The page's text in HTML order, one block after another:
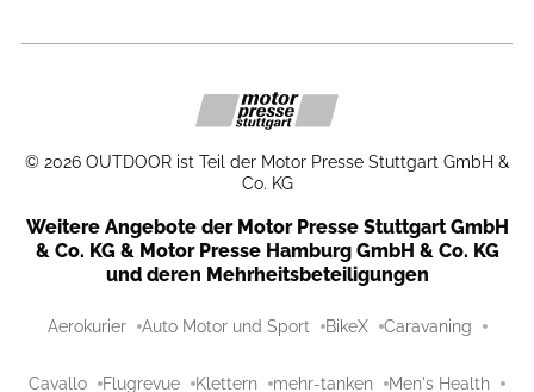
© 2026 OUTDOOR ist Teil der Motor Presse Stuttgart GmbH &
Co. KG
Weitere Angebote der Motor Presse Stuttgart GmbH
& Co. KG & Motor Presse Hamburg GmbH & Co. KG
und deren Mehrheitsbeteiligungen
Aerokurier Auto Motor und Sport BikeX Caravaning
Cavallo Flugrevue Klettern mehr-tanken Men's Health